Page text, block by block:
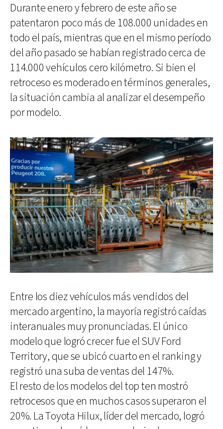
Durante enero y febrero de este año se
patentaron poco más de 108.000 unidades en
todo el país, mientras que en el mismo período
del año pasado se habían registrado cerca de
114.000 vehículos cero kilómetro. Si bien el
retroceso es moderado en términos generales,
la situación cambia al analizar el desempeño
por modelo.
Entre los diez vehículos más vendidos del
mercado argentino, la mayoría registró caídas
interanuales muy pronunciadas. El único
modelo que logró crecer fue el SUV Ford
Territory, que se ubicó cuarto en el ranking y
registró una suba de ventas del 147%.
El resto de los modelos del top ten mostró
retrocesos que en muchos casos superaron el
20%. La Toyota Hilux, líder del mercado, logró